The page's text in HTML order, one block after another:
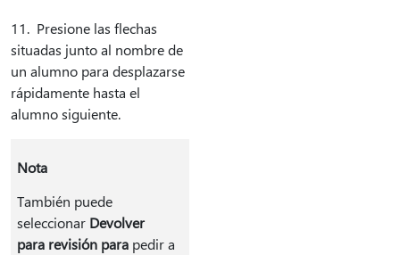
11. Presione las flechas
situadas junto al nombre de
un alumno para desplazarse
rápidamente hasta el
alumno siguiente.
Nota
También puede
seleccionar Devolver
para revisión para pedir a